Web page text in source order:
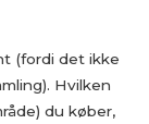
(fordi det ikke
Hvilken
du køber,